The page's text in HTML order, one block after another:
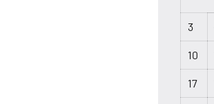
3
10
17